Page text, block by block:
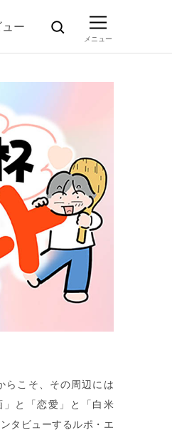
ー
らこそ、その周辺には
と「恋愛」と「白米
タビューするルポ・エ